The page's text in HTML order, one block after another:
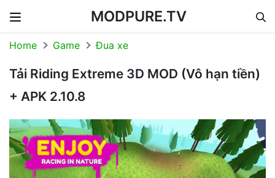
MODPURE.TV
Home Game Đua xe
Tải Riding Extreme 3D MOD (Vô hạn tiền)
+ APK 2.10.8